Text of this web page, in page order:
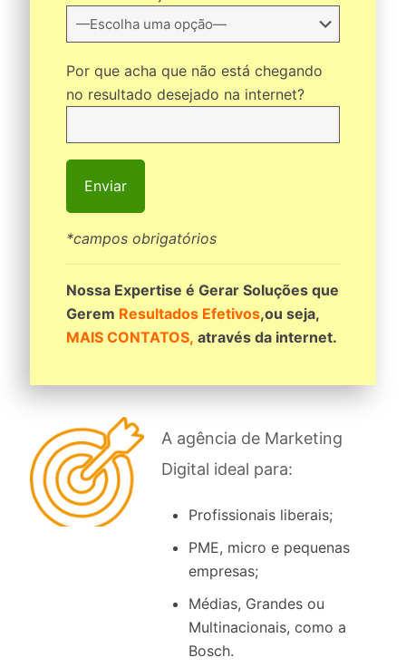
Por que acha que não está chegando
no resultado desejado na internet?
*campos obrigatórios
Nossa Expertise é Gerar Soluções que
Gerem Resultados Efetivos,ou seja,
MAIS CONTATOS, através da internet.
A agência de Marketing
Digital ideal para:
Profissionais liberais;
PME, micro e pequenas
empresas;
Médias, Grandes ou
Multinacionais, como a
Bosch.